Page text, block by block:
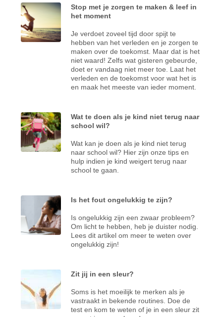
Stop met je zorgen te maken & leef in
het moment
Je verdoet zoveel tijd door spijt te
hebben van het verleden en je zorgen te
maken over de toekomst. Maar dat is het
niet waard! Zelfs wat gisteren gebeurde,
doet er vandaag niet meer toe. Laat het
verleden en de toekomst voor wat het is
en maak het meeste van ieder moment.
Wat te doen als je kind niet terug naar
school wil?
Wat kan je doen als je kind niet terug
naar school wil? Hier zijn onze tips en
hulp indien je kind weigert terug naar
school te gaan.
Is het fout ongelukkig te zijn?
Is ongelukkig zijn een zwaar probleem?
Om licht te hebben, heb je duister nodig.
Lees dit artikel om meer te weten over
ongelukkig zijn!
Zit jij in een sleur?
Soms is het moeilijk te merken als je
vastraakt in bekende routines. Doe de
test en kom te weten of je in een sleur zit